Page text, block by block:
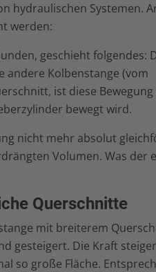
hydraulischen Systemen.
werden:
geschieht folgendes:
andere Kolbenstange (vom
ist diese
bewegt wird.
nicht mehr absolut
Volumen. Was der
Querschnitte
mit breiterem
gesteigert. Die Kraft
so große Fläche.